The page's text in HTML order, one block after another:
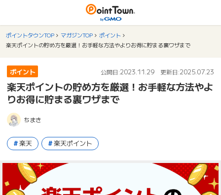
ポイントタウンTOP マガジンTOP
ポイント
楽天ポイントの貯め方を厳選！お手軽な方法やよりお得に貯まる裏ワザまで
ポイント 公開日:2023.11.29 更新日:2025.07.23
楽天ポイントの貯め方を厳選！お手軽な方法やよ
りお得に貯まる裏ワザまで
ちまき
楽天 楽天ポイント